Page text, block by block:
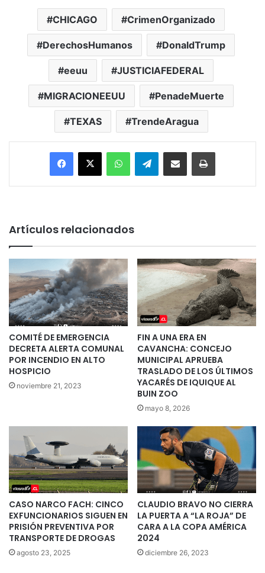
CHICAGO CrimenOrganizado
DerechosHumanos DonaldTrump
eeuu JUSTICIAFEDERAL
MIGRACIONEEUU PenadeMuerte
TEXAS TrendeAragua
Facebook
X WhatsAppTelegramEnviar vía email Imprimir
Artículos relacionados
COMITÉ DE EMERGENCIA
DECRETA ALERTA COMUNAL
POR INCENDIO EN ALTO
HOSPICIO
noviembre 21, 2023
FIN A UNA ERA EN
CAVANCHA: CONCEJO
MUNICIPAL APRUEBA
TRASLADO DE LOS ÚLTIMOS
YACARÉS DE IQUIQUE AL
BUIN ZOO
mayo 8, 2026
CASO NARCO FACH: CINCO
EXFUNCIONARIOS SIGUEN EN
PRISIÓN PREVENTIVA POR
TRANSPORTE DE DROGAS
agosto 23, 2025
CLAUDIO BRAVO NO CIERRA
LA PUERTA A “LA ROJA” DE
CARA A LA COPA AMÉRICA
2024
diciembre 26, 2023